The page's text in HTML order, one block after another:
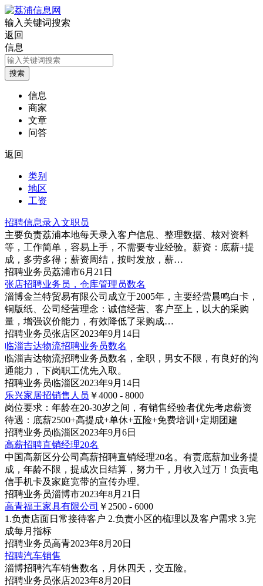
输入关键词搜索
返回
信息
信息
商家
文章
问答
返回
类别
地区
工资
招聘信息录入文职员
主要负责荔浦本地每天录入客户信息、整理数据、核对资料
等，工作简单，容易上手，不需要专业经验。薪资：底薪+提
成，多劳多得；薪资周结，按时发放，薪…
招聘业务员荔浦市6月21日
张店招聘业务员，仓库管理员数名
淄博金兰特贸易有限公司成立于2005年，主要经营晨鸣白卡，
铜版纸、公司经营理念：诚信经营、客户至上，以大的采购
量，增强议价能力，有效降低了采购成…
招聘业务员张店区2023年9月14日
临淄吉达物流招聘业务员数名
临淄吉达物流招聘业务员数名，全职，男女不限，有良好的沟
通能力，下岗职工优先入取。
招聘业务员临淄区2023年9月14日
乐兴家居招销售人员 ￥4000 - 8000
岗位要求：年龄在20-30岁之间，有销售经验者优先考虑薪资
待遇：底薪2500+高提成+单休+五险+免费培训+定期团建
招聘业务员临淄区2023年9月6日
高薪招聘直销经理20名
中国高新区分公司高薪招聘直销经理20名。有责底薪加业务提
成，年龄不限，提成次日结算，努力干，月收入过万！负责电
信手机卡及家庭宽带的宣传办理。
招聘业务员淄博市2023年8月21日
高青福王家具有限公司 ￥2500 - 6000
1.负责店面日常接待客户 2.负责小区的梳理以及客户需求 3.完
成每月指标
招聘业务员高青2023年8月20日
招聘汽车销售
淄博招聘汽车销售数名，月休四天，交五险。
招聘业务员张店2023年8月20日